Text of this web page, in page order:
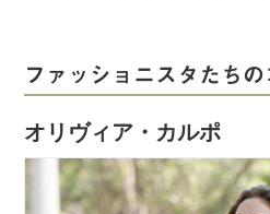
ファッショニスタたち
オリヴィア・カルポ